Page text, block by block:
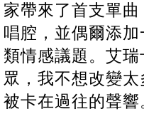
家帶來了首支單
唱腔，並偶爾添
類情感議題。艾
眾，我不想改變
被卡在過往的聲